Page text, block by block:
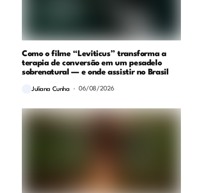
Como o filme “Leviticus” transforma a
terapia de conversão em um pesadelo
sobrenatural — e onde assistir no Brasil
Juliana Cunha 06/08/2026